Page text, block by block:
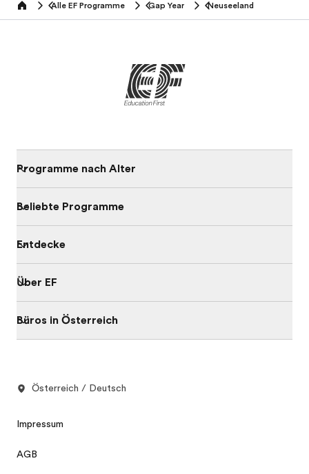
home Alle EF Programme Gap Year Neuseeland
Programme nach Alter
Beliebte Programme
Entdecke
Über EF
Büros in Österreich
Österreich / Deutsch
Impressum
AGB